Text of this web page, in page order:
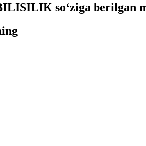
so‘ziga berilgan